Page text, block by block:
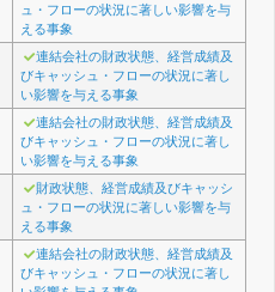
ュ・フローの状況に著しい影響を与
える事象
連結会社の財政状態、経営成績及
びキャッシュ・フローの状況に著し
い影響を与える事象
連結会社の財政状態、経営成績及
びキャッシュ・フローの状況に著し
い影響を与える事象
財政状態、経営成績及びキャッシ
ュ・フローの状況に著しい影響を与
える事象
連結会社の財政状態、経営成績及
びキャッシュ・フローの状況に著し